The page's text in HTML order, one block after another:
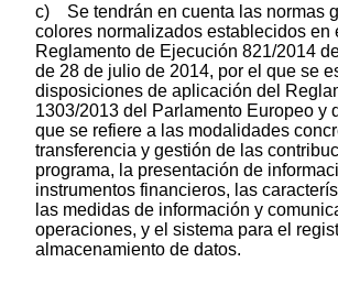
c) Se tendrán en cuenta las normas
colores normalizados establecidos en
Reglamento de Ejecución 821/2014
de 28 de julio de 2014, por el que se
disposiciones de aplicación del
1303/2013 del Parlamento Europeo y
que se refiere a las modalidades
transferencia y gestión de las
programa, la presentación de
instrumentos financieros, las
las medidas de información y
operaciones, y el sistema para el
almacenamiento de datos.